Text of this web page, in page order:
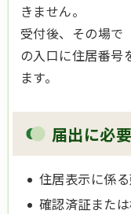
きません。
受付後、その場で
の入口に住居番号
ます。
届出に必
住居表示に係
確認済証また